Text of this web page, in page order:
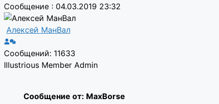
Сообщение : 04.03.2019 23:32
Алексей МанВал
Сообщений: 11633
Illustrious Member Admin
Сообщение от: MaxBorse